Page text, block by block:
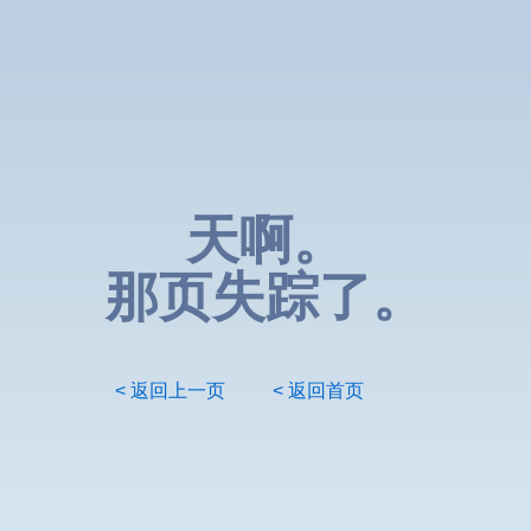
天啊。
那页失踪了。
< 返回上一页 < 返回首页